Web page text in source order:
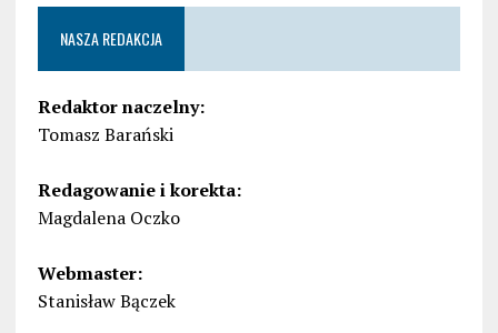
NASZA REDAKCJA
Redaktor naczelny:
Tomasz Barański
Redagowanie i korekta:
Magdalena Oczko
Webmaster:
Stanisław Bączek